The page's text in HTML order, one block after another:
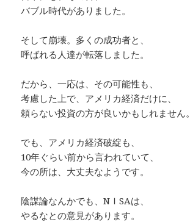
バブル時代がありました。
そして崩壊。多くの成功者と、
呼ばれる人達が転落しました。
だから、一応は、その可能性も、
考慮した上で、アメリカ経済だけに、
頼らない投資の方が良いかもしれません。
でも、アメリカ経済破綻も、
10年ぐらい前から言われていて、
今の所は、大丈夫なようです。
陰謀論なんかでも、NＩSAは、
やるなとの意見があります。